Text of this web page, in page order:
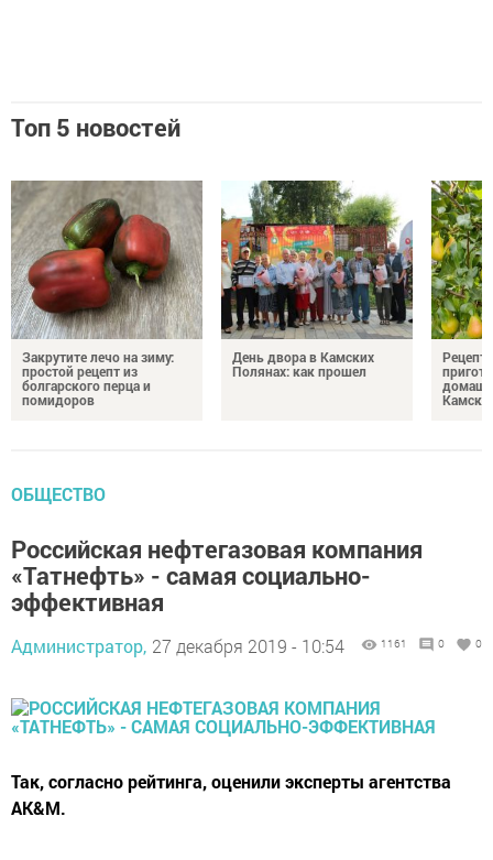
Топ 5 новостей
Закрутите лечо на зиму:
простой рецепт из
болгарского перца и
помидоров
День двора в Камских
Полянах: как прошел
ОБЩЕСТВО
Российская нефтегазовая компания
«Татнефть» - самая социально-
эффективная
Администратор, 27 декабря 2019 - 10:54 1161 0 0
Так, согласно рейтинга, оценили эксперты агентства
AK&M.